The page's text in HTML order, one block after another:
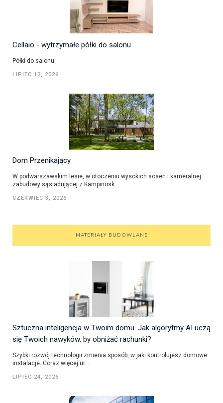
Cellaio - wytrzymałe półki do salonu
Półki do salonu
LIPIEC 12, 2026
Dom Przenikający
W podwarszawskim lesie, w otoczeniu wysokich sosen i kameralnej
zabudowy sąsiadującej z Kampinosk...
CZERWIEC 3, 2026
MATERIAŁY BUDOWLANE
Sztuczna inteligencja w Twoim domu. Jak algorytmy AI uczą
się Twoich nawyków, by obniżać rachunki?
Szybki rozwój technologii zmienia sposób, w jaki kontrolujesz domowe
instalacje. Coraz więcej ur...
LIPIEC 24, 2026